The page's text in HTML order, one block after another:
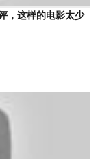
，这样的电影太少